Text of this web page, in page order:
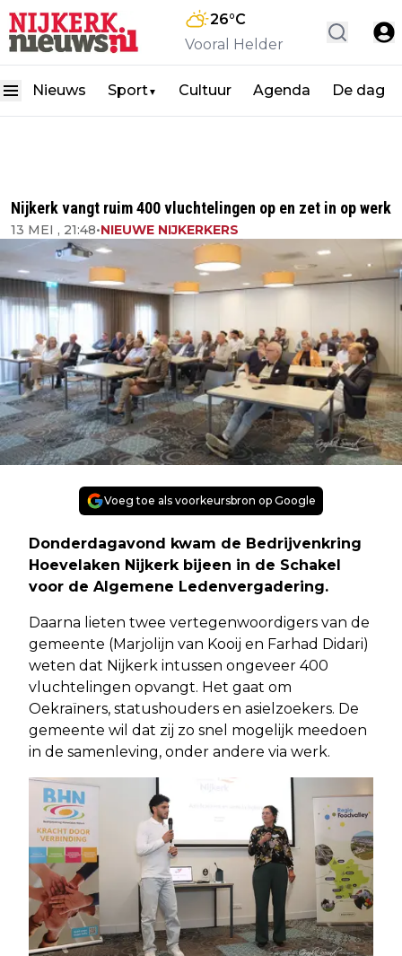
26°C
Vooral Helder
Nieuws Sport▼ Cultuur Agenda De dag
Nijkerk vangt ruim 400 vluchtelingen op en zet in op werk
13 MEI , 21:48•NIEUWE NIJKERKERS
Voeg toe als voorkeursbron op Google
Donderdagavond kwam de Bedrijvenkring
Hoevelaken Nijkerk bijeen in de Schakel
voor de Algemene Ledenvergadering.
Daarna lieten twee vertegenwoordigers van de
gemeente (Marjolijn van Kooij en Farhad Didari)
weten dat Nijkerk intussen ongeveer 400
vluchtelingen opvangt. Het gaat om
Oekraïners, statushouders en asielzoekers. De
gemeente wil dat zij zo snel mogelijk meedoen
in de samenleving, onder andere via werk.